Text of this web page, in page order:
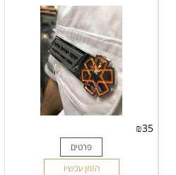
₪35
פרטים
הזמן עכשיו